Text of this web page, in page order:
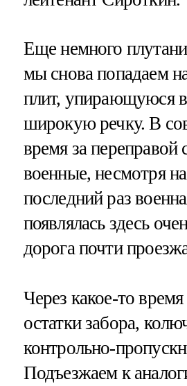
Еще немного
мы снова попадаем
плит, упирающуюся
широкую речку. В
время за переправой
военные, несмотря
последний раз
появлялась здесь
дорога почти
Через какое-то
остатки забора,
контрольно-
Подъезжаем к